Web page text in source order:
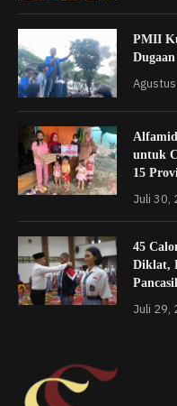
PMII
untuk
15
Juli 30,
45
Diklat,
Juli 29,